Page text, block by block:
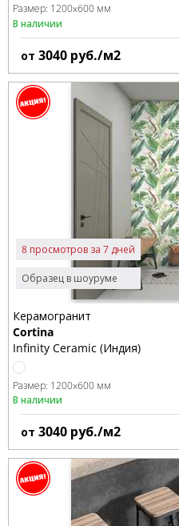
Размер: 1200x600 мм
В наличии
от 3040 руб./м2
Образец в шоуруме
8 просмотров за 7 дней
Керамогранит
Cortina
Infinity Ceramic (Индия)
Размер: 1200x600 мм
В наличии
от 3040 руб./м2